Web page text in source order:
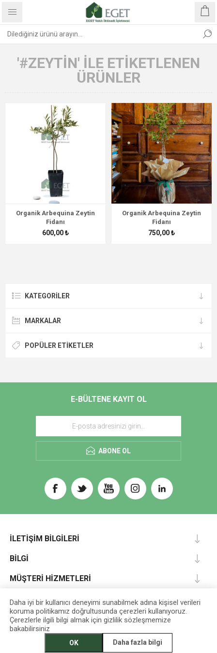
'#ZEYTIN' ILE ETIKETLENEN
ÜRÜNLER
Organik Arbequina Zeytin
Fidanı
600,00 ₺
Organik Arbequina Zeytin
Fidanı
750,00 ₺
KATEGORİLER
MARKALAR
POPÜLER ETIKETLER
E-BÜLTENE KAYIT OL
ABONE OL
İLETIŞIM BILGILERI
BILGI
MÜŞTERI HIZMETLERI
HESABIM
Designed by
darts
EGET Vakfı İktisadi İşletmesi © 2026 Tüm Hakları Saklıdır.
Daha iyi bir kullanıcı deneyimi sunabilmek adına kişisel verileri
koruma politikamız doğrultusunda çerezleri kullanıyoruz.
Çerezlerle ilgili bilgi almak için gizlilik sözleşmemize
bakabilirsiniz
OK Daha fazla bilgi